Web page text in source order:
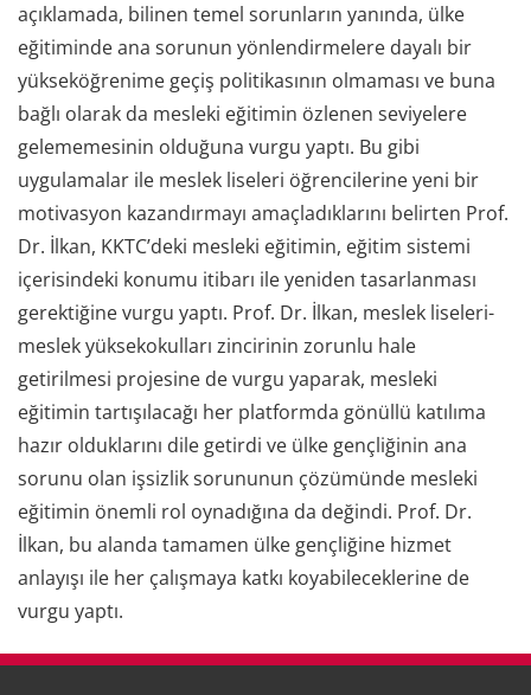
açıklamada, bilinen temel sorunların yanında, ülke
eğitiminde ana sorunun yönlendirmelere dayalı bir
yükseköğrenime geçiş politikasının olmaması ve buna
bağlı olarak da mesleki eğitimin özlenen seviyelere
gelememesinin olduğuna vurgu yaptı. Bu gibi
uygulamalar ile meslek liseleri öğrencilerine yeni bir
motivasyon kazandırmayı amaçladıklarını belirten Prof.
Dr. İlkan, KKTC’deki mesleki eğitimin, eğitim sistemi
içerisindeki konumu itibarı ile yeniden tasarlanması
gerektiğine vurgu yaptı. Prof. Dr. İlkan, meslek liseleri-
meslek yüksekokulları zincirinin zorunlu hale
getirilmesi projesine de vurgu yaparak, mesleki
eğitimin tartışılacağı her platformda gönüllü katılıma
hazır olduklarını dile getirdi ve ülke gençliğinin ana
sorunu olan işsizlik sorununun çözümünde mesleki
eğitimin önemli rol oynadığına da değindi. Prof. Dr.
İlkan, bu alanda tamamen ülke gençliğine hizmet
anlayışı ile her çalışmaya katkı koyabileceklerine de
vurgu yaptı.